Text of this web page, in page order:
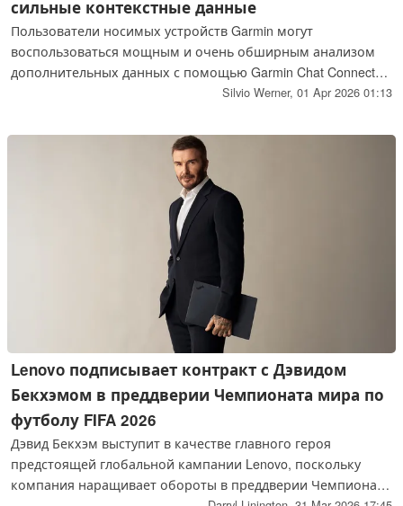
сильные контекстные данные
Пользователи носимых устройств Garmin могут
воспользоваться мощным и очень обширным анализом
дополнительных данных с помощью Garmin Chat Connector,
и сделать это без платной подписки на Garmin Connect+.
примере.
Silvio Werner, 01 Apr 2026 01:13
Lenovo подписывает контракт с Дэвидом
Бекхэмом в преддверии Чемпионата мира по
футболу FIFA 2026
Дэвид Бекхэм выступит в качестве главного героя
предстоящей глобальной кампании Lenovo, поскольку
компания наращивает обороты в преддверии Чемпионата